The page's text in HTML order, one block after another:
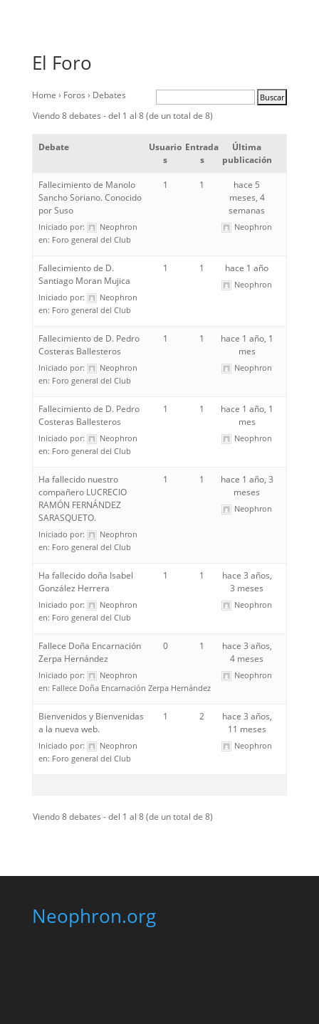
El Foro
Home › Foros › Debates
Viendo 8 debates - del 1 al 8 (de un total de 8)
Debate
Usuario
s
Entrada
s
Última
publicación
Fallecimiento de Manolo
Sancho Soriano. Conocido
por Suso
Iniciado por:
Neophron
en: Foro general del Club
1 1
hace 5
meses, 4
semanas
Neophron
Fallecimiento de D.
Santiago Moran Mujica
Iniciado por:
Neophron
en: Foro general del Club
1 1 hace 1 año
Neophron
Fallecimiento de D. Pedro
Costeras Ballesteros
Iniciado por:
Neophron
en: Foro general del Club
1 1
hace 1 año, 1
mes
Neophron
Fallecimiento de D. Pedro
Costeras Ballesteros
Iniciado por:
Neophron
en: Foro general del Club
1 1
hace 1 año, 1
mes
Neophron
Ha fallecido nuestro
compañero LUCRECIO
RAMÓN FERNÁNDEZ
SARASQUETO.
Iniciado por:
Neophron
en: Foro general del Club
1 1
hace 1 año, 3
meses
Neophron
Ha fallecido doña Isabel
González Herrera
Iniciado por:
Neophron
en: Foro general del Club
1 1
hace 3 años,
3 meses
Neophron
Fallece Doña Encarnación
Zerpa Hernández
Iniciado por:
Neophron
en: Fallece Doña Encarnación Zerpa Hernández
0 1
hace 3 años,
4 meses
Neophron
Bienvenidos y Bienvenidas
a la nueva web.
Iniciado por:
Neophron
en: Foro general del Club
1 2
hace 3 años,
11 meses
Neophron
Viendo 8 debates - del 1 al 8 (de un total de 8)
Neophron.org